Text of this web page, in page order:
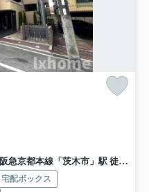
阪急京都本線「茨木市」駅 徒歩15分
宅配ボックス